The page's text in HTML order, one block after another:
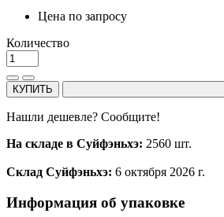
Цена по запросу
Количество
КУПИТЬ
Нашли дешевле? Сообщите!
На складе в Суйфэньхэ: 2560 шт.
Склад Суйфэньхэ: 6 октября 2026 г.
Информация об упаковке